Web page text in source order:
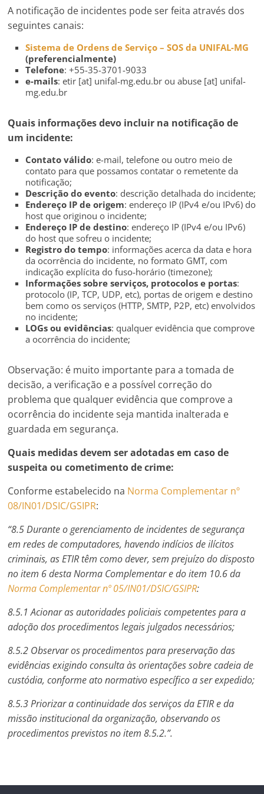
A notificação de incidentes pode ser feita através dos
seguintes canais:
Sistema de Ordens de Serviço – SOS da UNIFAL-MG
(preferencialmente)
Telefone: +55-35-3701-9033
e-mails: etir [at] unifal-mg.edu.br ou abuse [at] unifal-
mg.edu.br
Quais informações devo incluir na notificação de
um incidente:
Contato válido: e-mail, telefone ou outro meio de
contato para que possamos contatar o remetente da
notificação;
Descrição do evento: descrição detalhada do incidente;
Endereço IP de origem: endereço IP (IPv4 e/ou IPv6) do
host que originou o incidente;
Endereço IP de destino: endereço IP (IPv4 e/ou IPv6)
do host que sofreu o incidente;
Registro do tempo: informações acerca da data e hora
da ocorrência do incidente, no formato GMT, com
indicação explícita do fuso-horário (timezone);
Informações sobre serviços, protocolos e portas:
protocolo (IP, TCP, UDP, etc), portas de origem e destino
bem como os serviços (HTTP, SMTP, P2P, etc) envolvidos
no incidente;
LOGs ou evidências: qualquer evidência que comprove
a ocorrência do incidente;
Observação: é muito importante para a tomada de
decisão, a verificação e a possível correção do
problema que qualquer evidência que comprove a
ocorrência do incidente seja mantida inalterada e
guardada em segurança.
Quais medidas devem ser adotadas em caso de
suspeita ou cometimento de crime:
Conforme estabelecido na Norma Complementar nº
08/IN01/DSIC/GSIPR:
“8.5 Durante o gerenciamento de incidentes de segurança
em redes de computadores, havendo indícios de ilícitos
criminais, as ETIR têm como dever, sem prejuízo do disposto
no item 6 desta Norma Complementar e do item 10.6 da
Norma Complementar nº 05/IN01/DSIC/GSIPR:
8.5.1 Acionar as autoridades policiais competentes para a
adoção dos procedimentos legais julgados necessários;
8.5.2 Observar os procedimentos para preservação das
evidências exigindo consulta às orientações sobre cadeia de
custódia, conforme ato normativo específico a ser expedido;
8.5.3 Priorizar a continuidade dos serviços da ETIR e da
missão institucional da organização, observando os
procedimentos previstos no item 8.5.2.”.